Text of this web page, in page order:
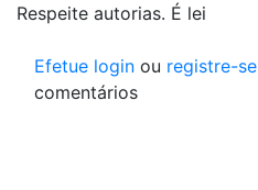
Respeite autorias. É lei
Efetue login ou registre-se
comentários